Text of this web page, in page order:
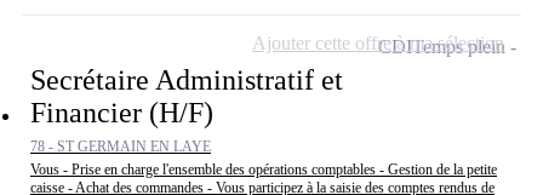
Secrétaire Administratif et
Financier (H/F)
78 - ST GERMAIN EN LAYE
Vous - Prise en charge l'ensemble des opérations comptables - Gestion de la petite
caisse - Achat des commandes - Vous participez à la saisie des comptes rendus de
CDITemps plein
Ajouter cette offre à ma sélection